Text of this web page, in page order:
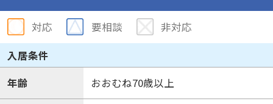
対応 要相談
非対応
入居条件
年齢
おおむね70歳以上